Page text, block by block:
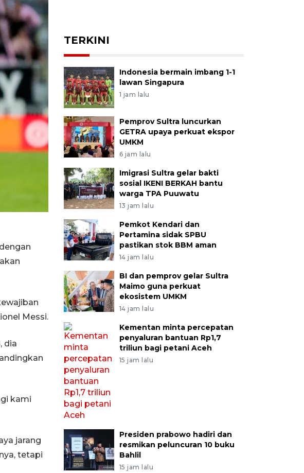
Messi.
dia
kami
jarang
tetapi
TERKINI
Indonesia bermain imbang 1-1
lawan Singapura
1 jam lalu
Pemprov Sultra luncurkan
GETRA upaya perkuat ekspor
UMKM
6 jam lalu
Imigrasi Sultra gelar bakti
sosial IKENI BERKAH bantu
warga TPA Puuwatu
13 jam lalu
Pemkot Kendari dan
Pertamina sidak SPBU
pastikan stok BBM aman
14 jam lalu
BI dan pemprov gelar Sultra
Maimo guna perkuat
ekosistem UMKM
14 jam lalu
Kementan minta percepatan
penyaluran bantuan Rp1,7
triliun bagi petani Aceh
15 jam lalu
Presiden prabowo hadiri dan
resmikan peluncuran 10 buku
Bahlil
15 jam lalu